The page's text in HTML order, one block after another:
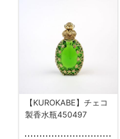
【KUROKABE】チェコ
製香水瓶450497